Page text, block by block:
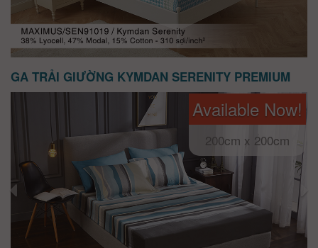
GA TRẢI GIƯỜNG KYMDAN SERENITY PREMIUM
Available Now!
200cm x 200cm